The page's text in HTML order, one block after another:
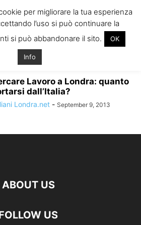
ITALIANI A
LONDRA
Italiani nella rebel city
a londra
a londra
Lavoro a Londra: quanto
dall’Italia?
Londra.net - September 9, 2013
ABOUT US
US
per migliorare la tua esperienza
l’uso si può continuare la
si può abbandonare il sito.
OK
Info